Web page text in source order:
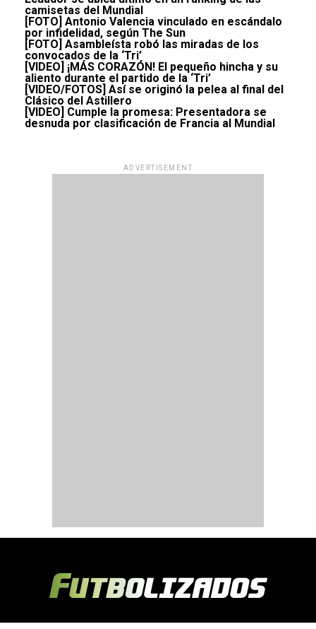
camisetas del Mundial
[FOTO] Antonio Valencia vinculado en escándalo
por infidelidad, según The Sun
[FOTO] Asambleísta robó las miradas de los
convocados de la ‘Tri’
[VIDEO] ¡MÁS CORAZÓN! El pequeño hincha y su
aliento durante el partido de la ‘Tri’
[VIDEO/FOTOS] Así se originó la pelea al final del
Clásico del Astillero
[VIDEO] Cumple la promesa: Presentadora se
desnuda por clasificación de Francia al Mundial
ADVERTISEMENT